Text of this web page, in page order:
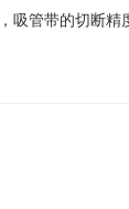
管带的切断精